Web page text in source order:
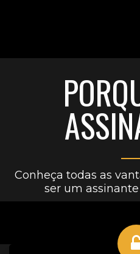
Conheça todas as
ser um